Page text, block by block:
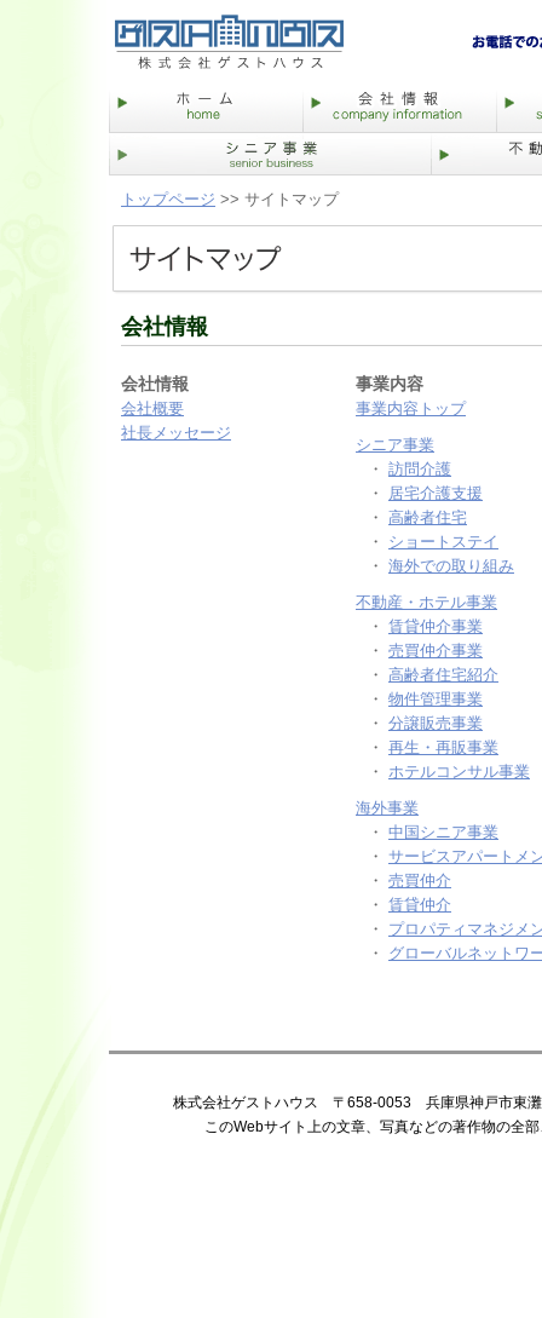
トップページ >> サイトマップ
会社情報
会社情報
会社概要
社長メッセージ
事業内容
事業内容トップ
シニア事業
・ 訪問介護
・ 居宅介護支援
・ 高齢者住宅
・ ショートステイ
・ 海外での取り組み
不動産・ホテル事業
・ 賃貸仲介事業
・ 売買仲介事業
・ 高齢者住宅紹介
・ 物件管理事業
・ 分譲販売事業
・ 再生・再販事業
・ ホテルコンサル事業
海外事業
・ 中国シニア事業
・ サービスアパートメ
・ 売買仲介
・ 賃貸仲介
・ プロパティマネジメ
・ グローバルネットワ
株式会社ゲストハウス 〒658-0053 兵庫県神戸市東
このWebサイト上の文章、写真などの著作物の全